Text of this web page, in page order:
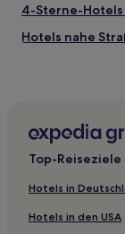
4-Sterne-Hotels
Hotels nahe
Hotels nahe
Hotels nahe
Hotels nahe
Cheadle Hulme
Top-Reiseziele
Hotels in
Hotels in den USA